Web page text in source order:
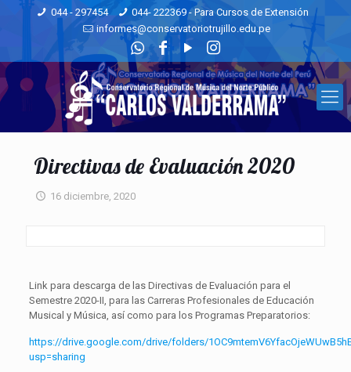
044 - 297454
044- 222369 - Para Cursos de Extensión
informes@conservatoriotrujillo.edu.pe
Directivas de Evaluación 2020
16 diciembre, 2020
Link para descarga de las Directivas de Evaluación para el
Semestre 2020-II, para las Carreras Profesionales de Educación
Musical y Música, así como para los Programas Preparatorios:
https://drive.google.com/drive/folders/
usp=sharing